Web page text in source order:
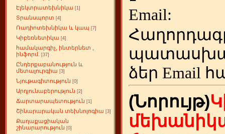
Էլեկտրատեխնիկա [1]
Տրանսպորտ [4]
Ռադիոտեխնիկա և կապ [7]
Կիբեռնետիկա [4]
համակարգիչ, ինտերնետ ,
ինֆորմ.
[37]
Ընդերքաբանություն և
մետալուրգիա [3]
Նյութագիտություն [0]
Արդյունաբերություն [2]
Ճարտարապետություն [1]
Շինարարական տեխնոլոգիա [3]
Քաղաքացիական
շինարարություն [0]
ձեր Email
(Նորույթ)